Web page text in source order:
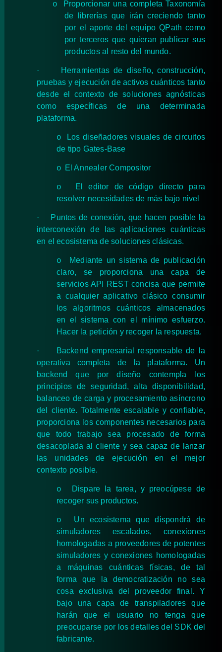
o
Proporcionar una completa Taxonomía
de librerías que irán creciendo tanto
por el aporte del equipo QPath como
por terceros que quieran publicar sus
productos al resto del mundo.
·
Herramientas de diseño, construcción,
pruebas y ejecución de activos cuánticos tanto
desde el contexto de soluciones agnósticas
como específicas de una determinada
plataforma.
o
Los diseñadores visuales de circuitos
de tipo Gates-Base
o El Annealer Compositor
o
El editor de código directo para
resolver necesidades de más bajo nivel
·
Puntos de conexión, que hacen posible la
interconexión de las aplicaciones cuánticas
en el ecosistema de soluciones clásicas.
o
Mediante un sistema de publicación
claro, se proporciona una capa de
servicios API REST concisa que permite
a cualquier aplicativo clásico consumir
los algoritmos cuánticos almacenados
en el sistema con el mínimo esfuerzo.
Hacer la petición y recoger la respuesta.
·
Backend empresarial responsable de la
operativa completa de la plataforma. Un
backend que por diseño contempla los
principios de seguridad, alta disponibilidad,
balanceo de carga y procesamiento asíncrono
del cliente. Totalmente escalable y confiable,
proporciona los componentes necesarios para
que todo trabajo sea procesado de forma
desacoplada al cliente y sea capaz de lanzar
las unidades de ejecución en el mejor
contexto posible.
o
Dispare la tarea, y preocúpese de
recoger sus productos.
o
Un ecosistema que dispondrá de
simuladores escalados, conexiones
homologadas a proveedores de potentes
simuladores y conexiones homologadas
a máquinas cuánticas físicas, de tal
forma que la democratización no sea
cosa exclusiva del proveedor final. Y
bajo una capa de transpiladores que
harán que el usuario no tenga que
preocuparse por los detalles del SDK del
fabricante.